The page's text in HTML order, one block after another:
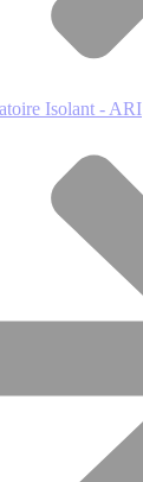
Isolant - ARI